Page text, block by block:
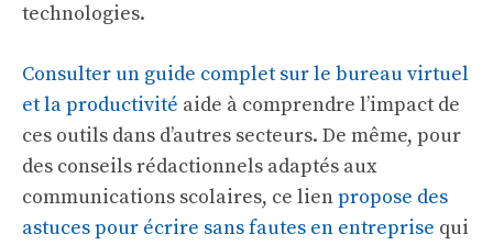
technologies.
Consulter un guide complet sur le bureau virtuel
et la productivité aide à comprendre l’impact de
ces outils dans d’autres secteurs. De même, pour
des conseils rédactionnels adaptés aux
communications scolaires, ce lienpropose des
astuces pour écrire sans fautes en entreprise qui